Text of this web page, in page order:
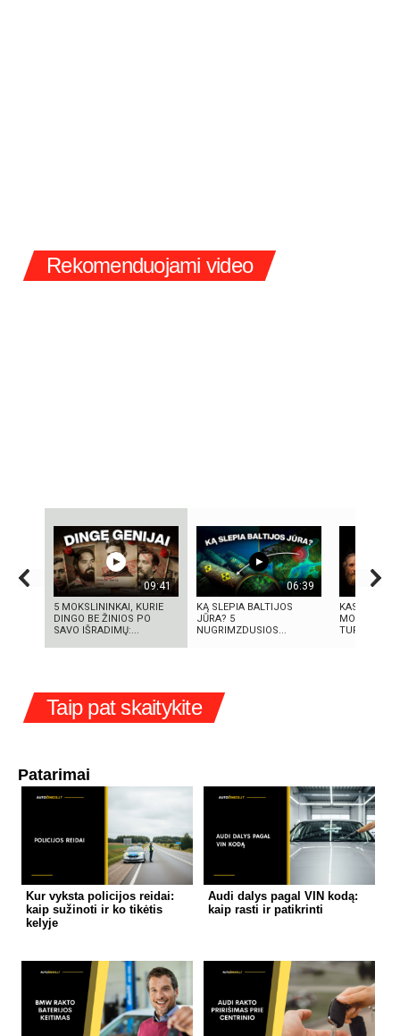
Rekomenduojami video
09:41
5 MOKSLININKAI, KURIE
DINGO BE ŽINIOS PO
SAVO IŠRADIMŲ:...
06:39
KĄ SLEPIA BALTIJOS
JŪRA? 5
NUGRIMZDUSIOS...
KAS IŠRADO
TURIME
Taip pat skaitykite
Patarimai
Kur vyksta policijos reidai:
kaip sužinoti ir ko tikėtis
kelyje
Audi dalys pagal VIN kodą:
kaip rasti ir patikrinti